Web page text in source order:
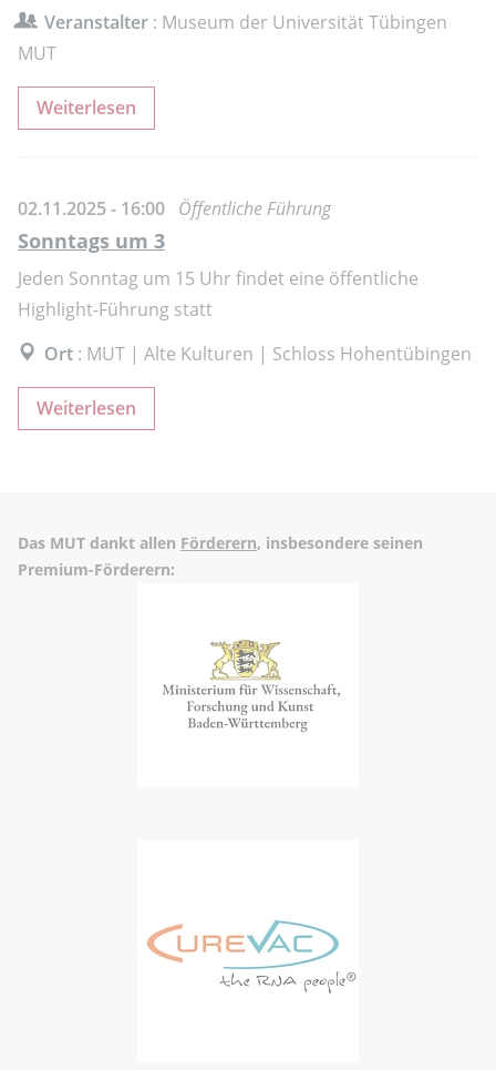
Veranstalter : Museum der Universität Tübingen
MUT
Weiterlesen
02.11.2025 - 16:00 Öffentliche Führung
Sonntags um 3
Jeden Sonntag um 15 Uhr findet eine öffentliche
Highlight-Führung statt
Ort : MUT | Alte Kulturen | Schloss Hohentübingen
Weiterlesen
Das MUT dankt allen Förderern, insbesondere seinen
Premium-Förderern: